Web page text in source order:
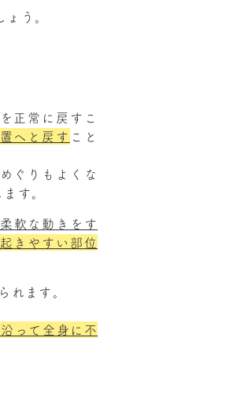
う。
正常に戻すこ
へと戻す こと
ぐりもよくな
す。
軟な動きをす
きやすい部位
れます。
って全身に不